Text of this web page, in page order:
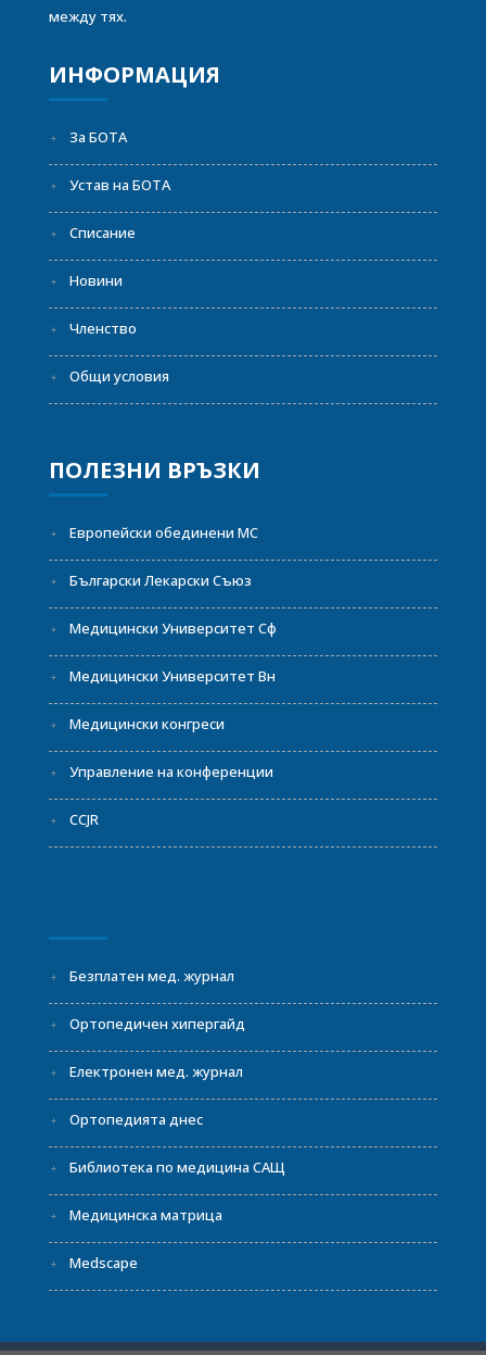
между тях.
ИНФОРМАЦИЯ
За БОТА
Устав на БОТА
Списание
Новини
Членство
Общи условия
ПОЛЕЗНИ ВРЪЗКИ
Европейски обединени МС
Български Лекарски Съюз
Медицински Университет Сф
Медицински Университет Вн
Медицински конгреси
Управление на конференции
CCJR
Безплатен мед. журнал
Ортопедичен хипергайд
Електронен мед. журнал
Ортопедията днес
Библиотека по медицина САЩ
Медицинска матрица
Medscape